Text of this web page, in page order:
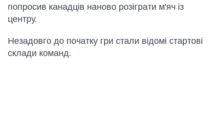
попросив канадців наново розіграти м'яч із
центру.
Незадовго до початку гри стали відомі стартові
склади команд.